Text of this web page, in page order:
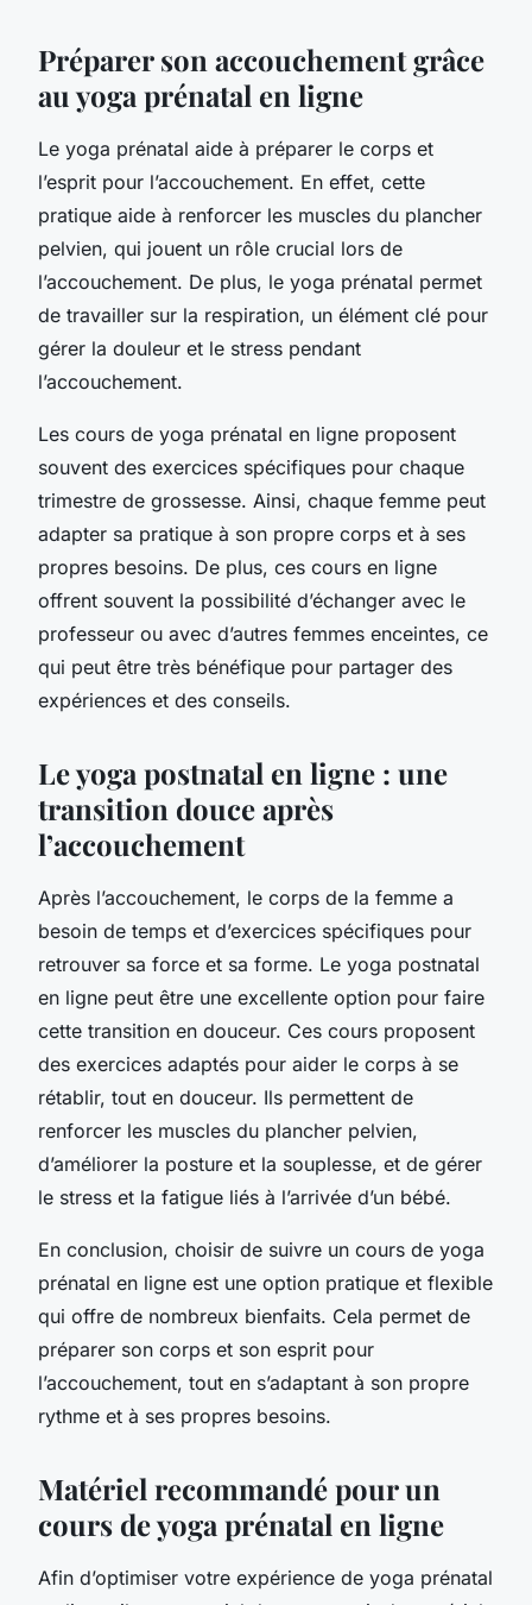
Préparer son accouchement grâce
au yoga prénatal en ligne
Le yoga prénatal aide à préparer le corps et
l’esprit pour l’accouchement. En effet, cette
pratique aide à renforcer les muscles du plancher
pelvien, qui jouent un rôle crucial lors de
l’accouchement. De plus, le yoga prénatal permet
de travailler sur la respiration, un élément clé pour
gérer la douleur et le stress pendant
l’accouchement.
Les cours de yoga prénatal en ligne proposent
souvent des exercices spécifiques pour chaque
trimestre de grossesse. Ainsi, chaque femme peut
adapter sa pratique à son propre corps et à ses
propres besoins. De plus, ces cours en ligne
offrent souvent la possibilité d’échanger avec le
professeur ou avec d’autres femmes enceintes, ce
qui peut être très bénéfique pour partager des
expériences et des conseils.
Le yoga postnatal en ligne : une
transition douce après
l’accouchement
Après l’accouchement, le corps de la femme a
besoin de temps et d’exercices spécifiques pour
retrouver sa force et sa forme. Le yoga postnatal
en ligne peut être une excellente option pour faire
cette transition en douceur. Ces cours proposent
des exercices adaptés pour aider le corps à se
rétablir, tout en douceur. Ils permettent de
renforcer les muscles du plancher pelvien,
d’améliorer la posture et la souplesse, et de gérer
le stress et la fatigue liés à l’arrivée d’un bébé.
En conclusion, choisir de suivre un cours de yoga
prénatal en ligne est une option pratique et flexible
qui offre de nombreux bienfaits. Cela permet de
préparer son corps et son esprit pour
l’accouchement, tout en s’adaptant à son propre
rythme et à ses propres besoins.
Matériel recommandé pour un
cours de yoga prénatal en ligne
Afin d’optimiser votre expérience de yoga prénatal